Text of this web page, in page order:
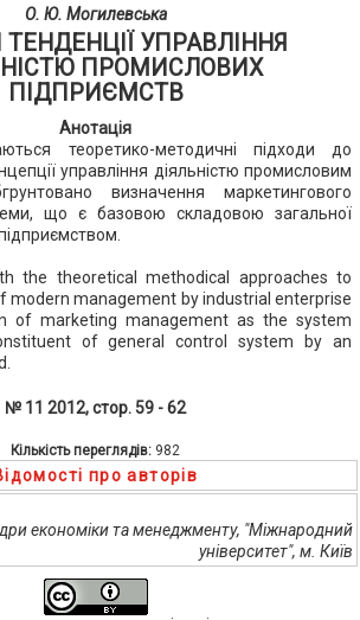
О. Ю. Могилевська
ТЕНДЕНЦІЇ УПРАВЛІННЯ
ПРОМИСЛОВИХ
ПІДПРИЄМСТВ
Анотація
теоретико-методичні підходи до
управління діяльністю промисловим
визначення маркетингового
що є базовою складовою загальної
the theoretical methodical approaches to
modern management by industrial enterprise
of marketing management as the system
of general control system by an
№ 11 2012, стор. 59 - 62
Кількість переглядів: 982
про авторів
економіки та менеджменту, "Міжнародний
університет", м. Київ